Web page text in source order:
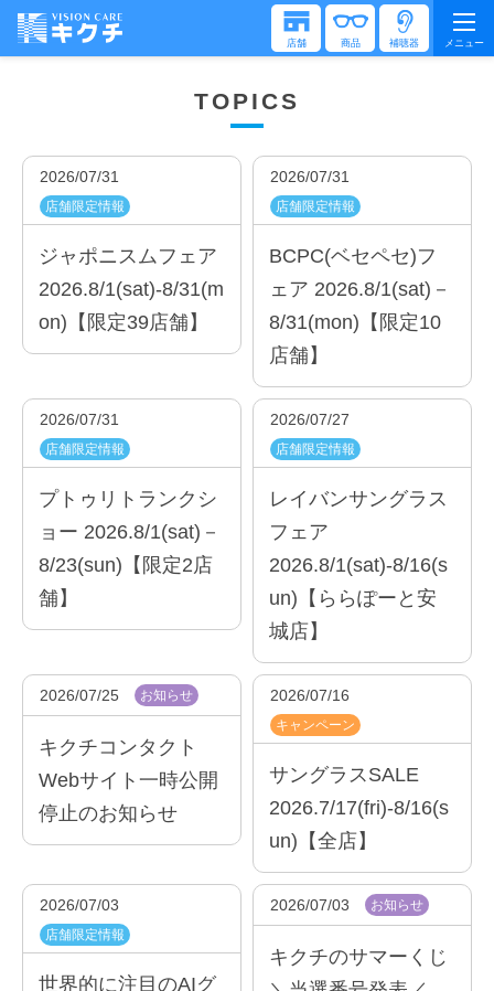
店舗 商品 補聴器 メニュー
TOPICS
2026/07/31
店舗限定情報
ジャポニスムフェア
2026.8/1(sat)-8/31(m
on)【限定39店舗】
2026/07/31
店舗限定情報
BCPC(ベセペセ)フ
ェア 2026.8/1(sat)－
8/31(mon)【限定10
店舗】
2026/07/31
店舗限定情報
プトゥリトランクシ
ョー 2026.8/1(sat)－
8/23(sun)【限定2店
舗】
2026/07/27
店舗限定情報
レイバンサングラス
フェア
2026.8/1(sat)-8/16(s
un)【ららぽーと安
城店】
2026/07/25 お知らせ
キクチコンタクト
Webサイト一時公開
停止のお知らせ
2026/07/16
キャンペーン
サングラスSALE
2026.7/17(fri)-8/16(s
un)【全店】
2026/07/03
店舗限定情報
世界的に注目のAIグ
2026/07/03 お知らせ
キクチのサマーくじ